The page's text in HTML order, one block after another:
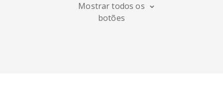
Mostrar todos os
botões